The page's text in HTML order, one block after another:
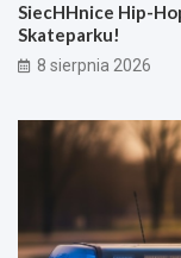
SiecHHnice Hip-
Skateparku!
8 sierpnia 2026